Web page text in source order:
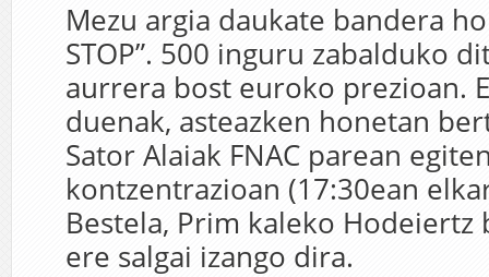
Mezu argia daukate bandera
STOP”. 500 inguru zabalduko
aurrera bost euroko prezioan.
duenak, asteazken honetan
Sator Alaiak FNAC parean
kontzentrazioan (17:30ean
Bestela, Prim kaleko Hodeiertz
ere salgai izango dira.